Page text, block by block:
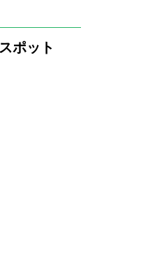
きました。
ポット